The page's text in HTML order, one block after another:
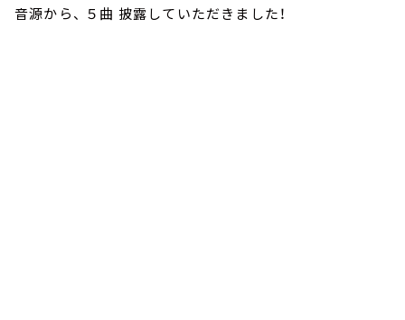
音源から、 ５曲 披露していただきました！